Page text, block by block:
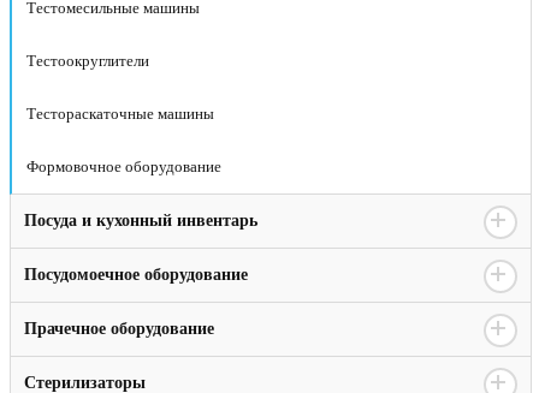
Тестомесильные машины
Тестоокруглители
Тестораскаточные машины
Формовочное оборудование
Посуда и кухонный инвентарь
Посудомоечное оборудование
Прачечное оборудование
Стерилизаторы